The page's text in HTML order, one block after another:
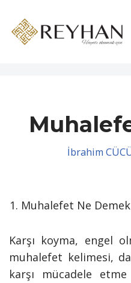
İçeriğe
İbrahim
Muhalefet Ne
Karşı koyma, engel
muhalefet kelimesi,
karşı mücadele